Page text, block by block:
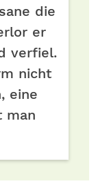
die
er
verfiel.
nicht
eine
man